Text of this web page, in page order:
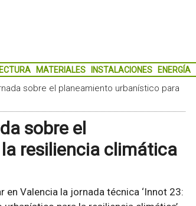
MATERIALES INSTALACIONES ENERGÍA
sobre el planeamiento urbanístico para
sobre el
resiliencia climática
Valencia la jornada técnica ‘Innot 23: